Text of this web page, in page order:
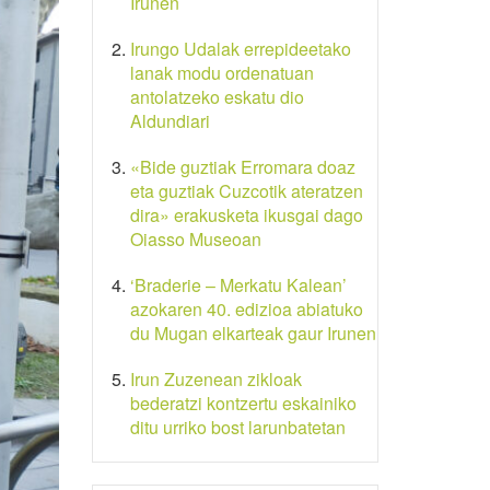
Irungo Udalak errepideetako
lanak modu ordenatuan
antolatzeko eskatu dio
Aldundiari
«Bide guztiak Erromara doaz
eta guztiak Cuzcotik ateratzen
dira» erakusketa ikusgai dago
Oiasso Museoan
‘Braderie – Merkatu Kalean’
azokaren 40. edizioa abiatuko
du Mugan elkarteak gaur Irunen
Irun Zuzenean zikloak
bederatzi kontzertu eskainiko
ditu urriko bost larunbatetan